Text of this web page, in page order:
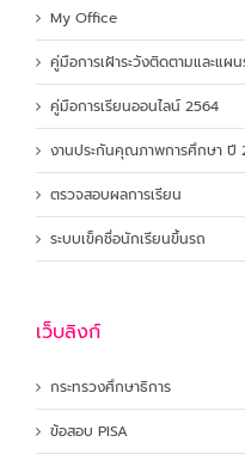
My Office
คู่มือการเฝ้าระวังติดตามและแผ
คู่มือการเรียนออนไลน์ 2564
งานประกันคุณภาพการศึกษา ปี
ตรวจสอบผลการเรียน
ระบบเข็คชื่อนักเรียนขึ้นรถ
เว็บลิงก์
กระทรวงศึกษาธิการ
ข้อสอบ PISA